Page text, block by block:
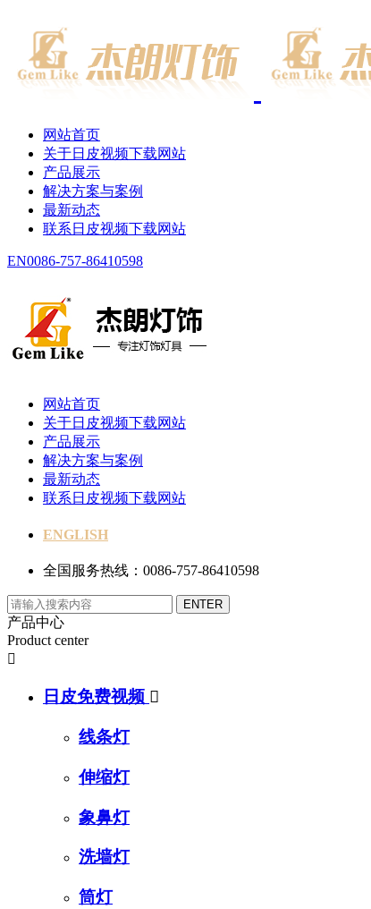
网站首页
关于日皮视频下载网站
产品展示
解决方案与案例
最新动态
联系日皮视频下载网站
EN0086-757-86410598
网站首页
关于日皮视频下载网站
产品展示
解决方案与案例
最新动态
联系日皮视频下载网站
ENGLISH
全国服务热线：0086-757-86410598
产品中心
Product center

日皮免费视频 
线条灯
伸缩灯
象鼻灯
洗墙灯
筒灯